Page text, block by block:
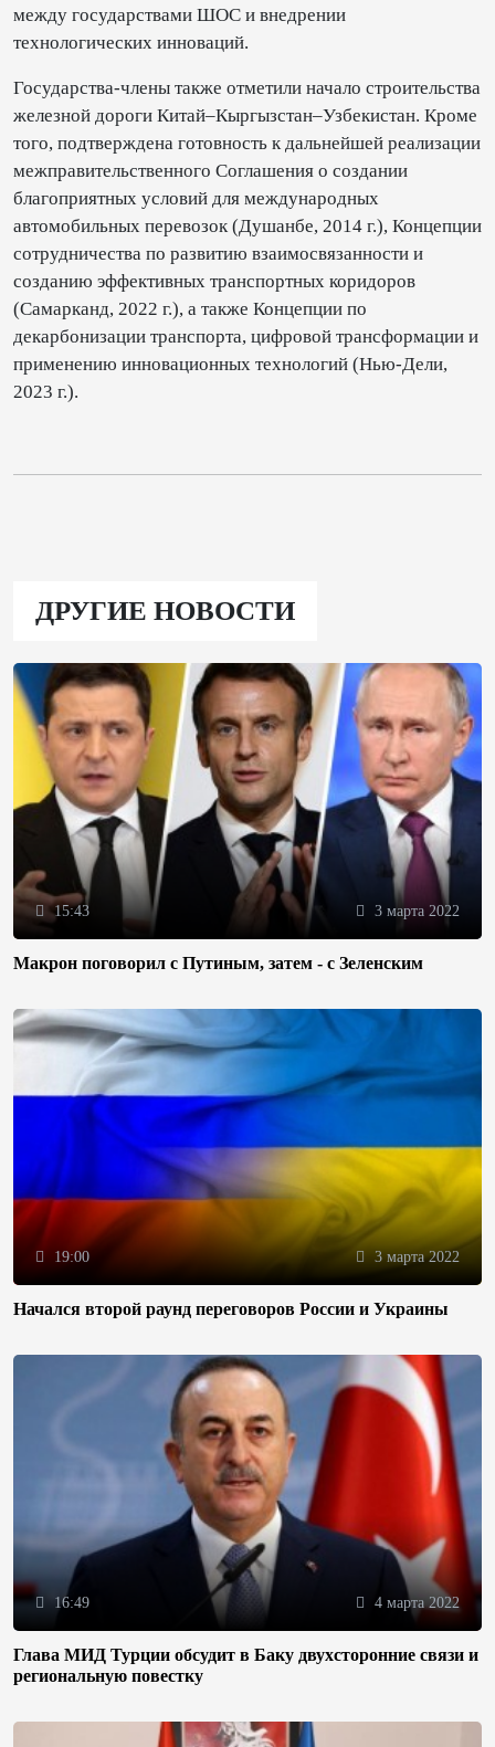
между государствами ШОС и внедрении
технологических инноваций.
Государства-члены также отметили начало строительства
железной дороги Китай–Кыргызстан–Узбекистан. Кроме
того, подтверждена готовность к дальнейшей реализации
межправительственного Соглашения о создании
благоприятных условий для международных
автомобильных перевозок (Душанбе, 2014 г.), Концепции
сотрудничества по развитию взаимосвязанности и
созданию эффективных транспортных коридоров
(Самарканд, 2022 г.), а также Концепции по
декарбонизации транспорта, цифровой трансформации и
применению инновационных технологий (Нью-Дели,
2023 г.).
ДРУГИЕ НОВОСТИ
15:43 3 марта 2022
Макрон поговорил с Путиным, затем - с Зеленским
19:00 3 марта 2022
Начался второй раунд переговоров России и Украины
16:49 4 марта 2022
Глава МИД Турции обсудит в Баку двухсторонние связи и
региональную повестку